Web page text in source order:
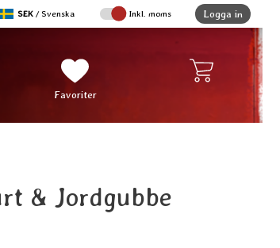
Sverige
,SEK / Svenska Inkl. moms Logga in
Mina favoriter
Favoriter
& Jordgubbe